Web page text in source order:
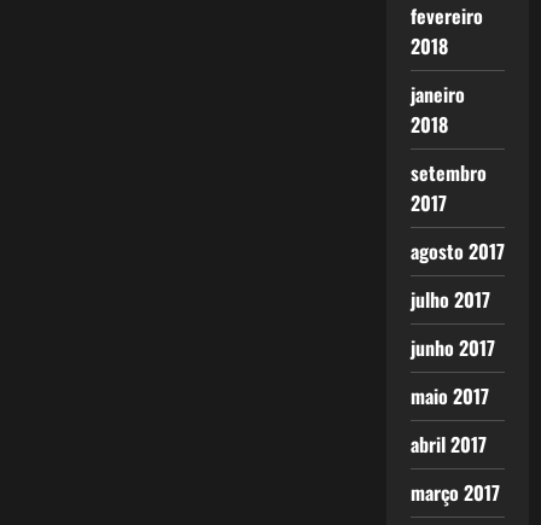
fevereiro
2018
janeiro
2018
setembro
2017
agosto 2017
julho 2017
junho 2017
maio 2017
abril 2017
março 2017